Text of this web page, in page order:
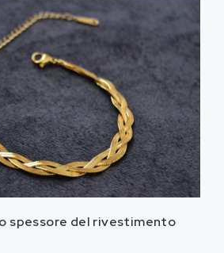
spessore del rivestimento